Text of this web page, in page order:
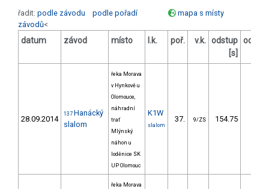
řadit: podle závodu podle pořadí
mapa s místy
závodů<
datum závod místo l.k. poř. v.k. odstup
[s]
odstup
28.09.2014
137 Hanácký
slalom
řeka Morava
v Hynkově u
Olomouce,
náhradní
trať
Mlýnský
náhon u
loděnice SK
UP Olomouc
K1W
slalom
37. 9/ZS 154.75
řeka Morava